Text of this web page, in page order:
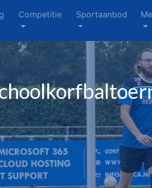
Competitie Sportaanbod